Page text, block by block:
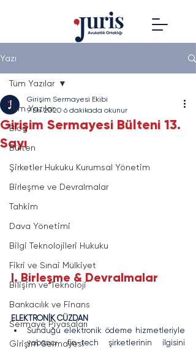
Yazı
Tüm Yazılar
Blog
Bülten
Şirketler Hukuku Kurumsal Yönetim
Birleşme ve Devralmalar
Tahkim
Dava Yönetimi
Bilgi Teknolojileri Hukuku
Fikri ve Sınai Mülkiyet
Bilişim ve Teknoloji
Bankacılık ve Finans
Sermaye Piyasaları
Girişim Sermayesi
Tüm Yazılar
Girişim Sermayesi Bülteni 13.
Sayı
Girişim Sermayesi Ekibi
9 Eki 2020 6 dakikada okunur
I. Birleşme & Devralmalar
ELEKTRONİK CÜZDAN
Sunduğu elektronik ödeme hizmetleriyle
yabancı fin-tech şirketlerinin ilgisini